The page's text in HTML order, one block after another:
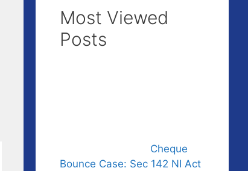
Most Viewed
Posts
Cheque
Bounce Case: Sec 142 NI Act